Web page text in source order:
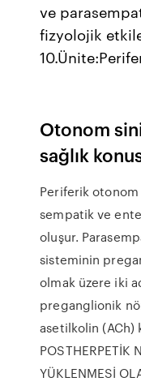
ve
fizyolojik
Otonom
sağlık
Periferik
sempatik ve
oluşur.
sisteminin
olmak üzere iki
preganglionik
asetilkolin (ACh)
POSTHERPETİK
YÜKLENMESİ